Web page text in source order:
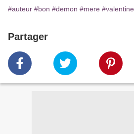
#auteur #bon #demon #mere #valentine
Partager